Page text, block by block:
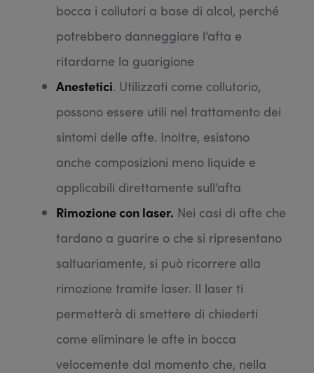
bocca i collutori a base di alcol, perché
potrebbero danneggiare l’afta e
ritardarne la guarigione
Anestetici. Utilizzati come collutorio,
possono essere utili nel trattamento dei
sintomi delle afte. Inoltre, esistono
anche composizioni meno liquide e
applicabili direttamente sull’afta
Rimozione con laser. Nei casi di afte che
tardano a guarire o che si ripresentano
saltuariamente, si può ricorrere alla
rimozione tramite laser. Il laser ti
permetterà di smettere di chiederti
come eliminare le afte in bocca
velocemente dal momento che, nella